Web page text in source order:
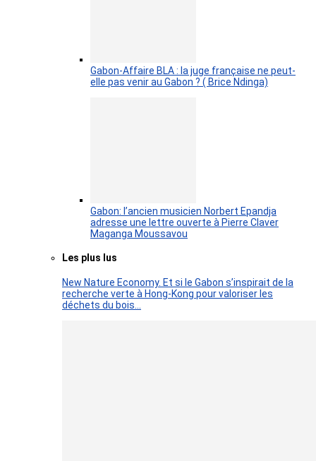
Gabon-Affaire BLA : la juge française ne peut-
elle pas venir au Gabon ? ( Brice Ndinga)
Gabon: l’ancien musicien Norbert Epandja
adresse une lettre ouverte à Pierre Claver
Maganga Moussavou
Les plus lus
New Nature Economy. Et si le Gabon s’inspirait de la
recherche verte à Hong-Kong pour valoriser les
déchets du bois…